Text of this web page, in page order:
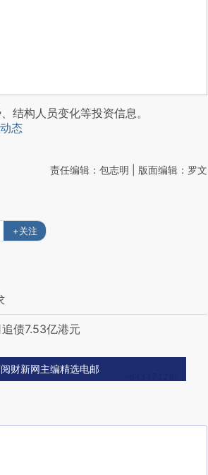
结构人员变化等投资信息。
态
责任编辑：包志明 | 版面编辑：罗文
+关注
债7.53亿港元
财新网主编精选电邮